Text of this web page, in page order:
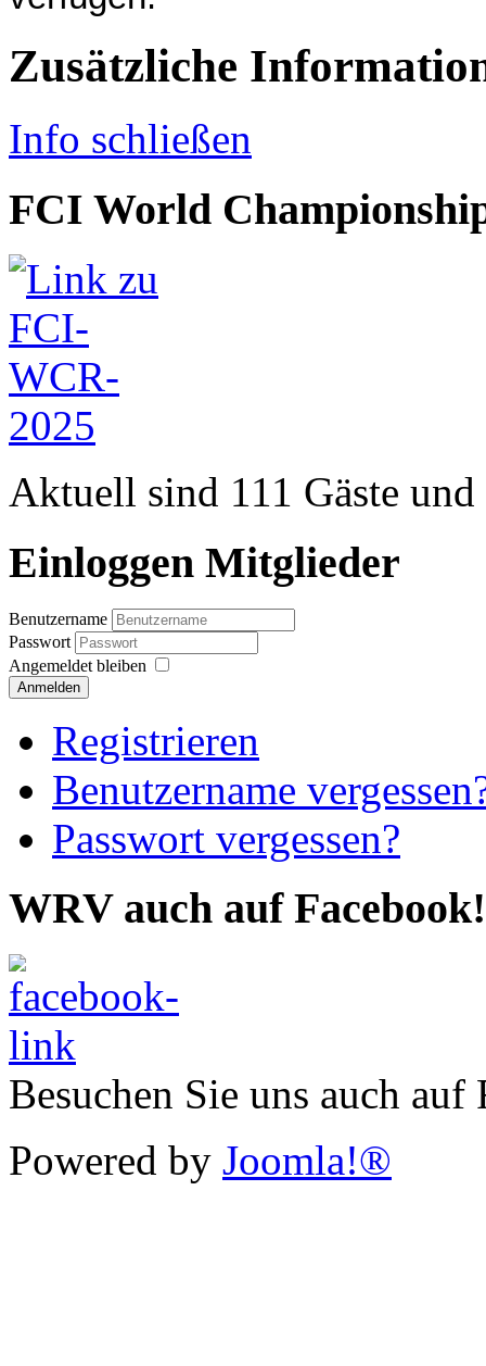
Zusätzliche
Info schließen
FCI World
Aktuell sind 111 Gäste
Einloggen Mitglieder
Benutzername
Passwort
Angemeldet bleiben
Anmelden
Registrieren
Benutzername
Passwort vergessen?
WRV auch auf Facebook!
Besuchen Sie uns auch auf
Powered by Joomla!®